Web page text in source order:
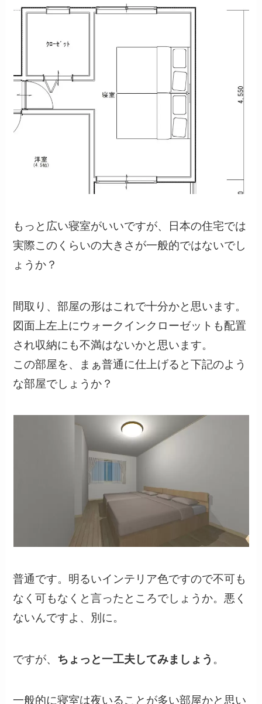
もっと広い寝室がいいですが、日本の住宅では
実際このくらいの大きさが一般的ではないでし
ょうか？
間取り、部屋の形はこれで十分かと思います。
図面上左上にウォークインクローゼットも配置
され収納にも不満はないかと思います。
この部屋を、まぁ普通に仕上げると下記のよう
な部屋でしょうか？
普通です。明るいインテリア色ですので不可も
なく可もなくと言ったところでしょうか。悪く
ないんですよ、別に。
ですが、 ちょっと一工夫してみましょう 。
一般的に寝室は夜いることが多い部屋かと思い